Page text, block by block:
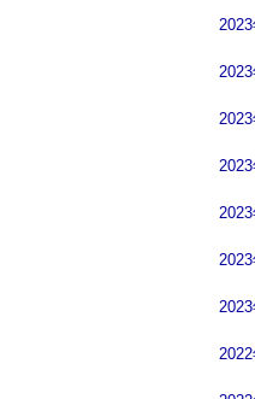
2023
2023
2023
2023
2023
2023
2023
2022